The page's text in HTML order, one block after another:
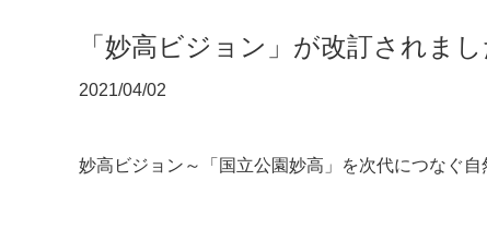
「妙高ビジョン」が改訂されまし
2021/04/02
妙高ビジョン～「国立公園妙高」を次代につなぐ自